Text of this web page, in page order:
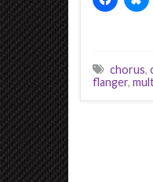
chorus,
flanger,